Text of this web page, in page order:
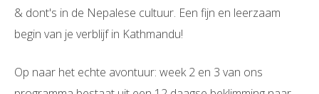
& dont's in de Nepalese cultuur. Een fijn en leerzaam
begin van je verblijf in Kathmandu!
Op naar het echte avontuur: week 2 en 3 van ons